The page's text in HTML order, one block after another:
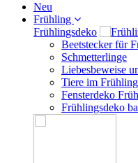
Neu
Frühling
Frühlingsdeko
Beetstecker für
Schmetterlinge
Liebesbeweise
Tiere im Frühling
Fensterdeko
Frühlingsdeko